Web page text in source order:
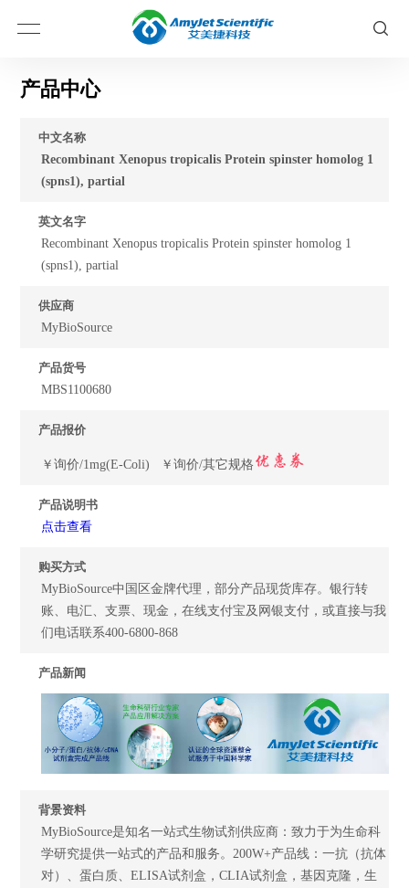
产品中心
中文名称
Recombinant Xenopus tropicalis Protein spinster homolog 1
(spns1), partial
英文名字
Recombinant Xenopus tropicalis Protein spinster homolog 1
(spns1), partial
供应商
MyBioSource
产品货号
MBS1100680
产品报价
￥询价/1mg(E-Coli) ￥询价/其它规格
产品说明书
点击查看
购买方式
MyBioSource中国区金牌代理，部分产品现货库存。银行转
账、电汇、支票、现金，在线支付宝及网银支付，或直接与我
们电话联系400-6800-868
产品新闻
背景资料
MyBioSource是知名一站式生物试剂供应商：致力于为生命科
学研究提供一站式的产品和服务。200W+产品线：一抗（抗体
对）、蛋白质、ELISA试剂盒，CLIA试剂盒，基因克隆，生